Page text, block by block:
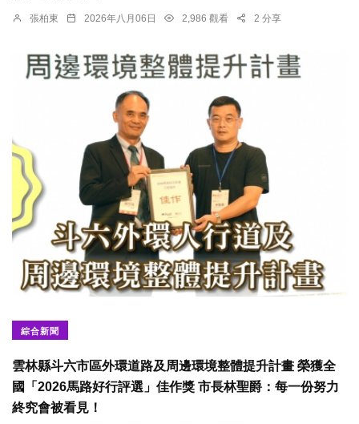
張柏東 2026年八月06日 2,986 觀看 2 分享
綜合新聞
雲林縣斗六市區外環道路及周邊環境整體提升計畫 榮獲全
國「2026馬路好行評選」佳作獎 市長林聖爵：每一份努力
終究會被看見！